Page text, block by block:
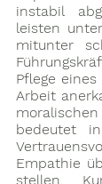
instabil
leisten
mitunter
Pflege
Arbeit
bedeutet
Empathie
stellen.